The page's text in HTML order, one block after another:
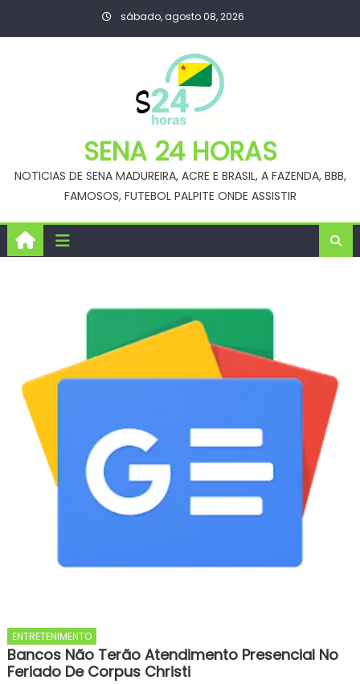
sábado, agosto 08, 2026
SENA 24 HORAS
NOTICIAS DE SENA MADUREIRA, ACRE E BRASIL, A FAZENDA, BBB,
FAMOSOS, FUTEBOL PALPITE ONDE ASSISTIR
ENTRETENIMENTO
Bancos Não Terão Atendimento Presencial No
Feriado De Corpus Christi